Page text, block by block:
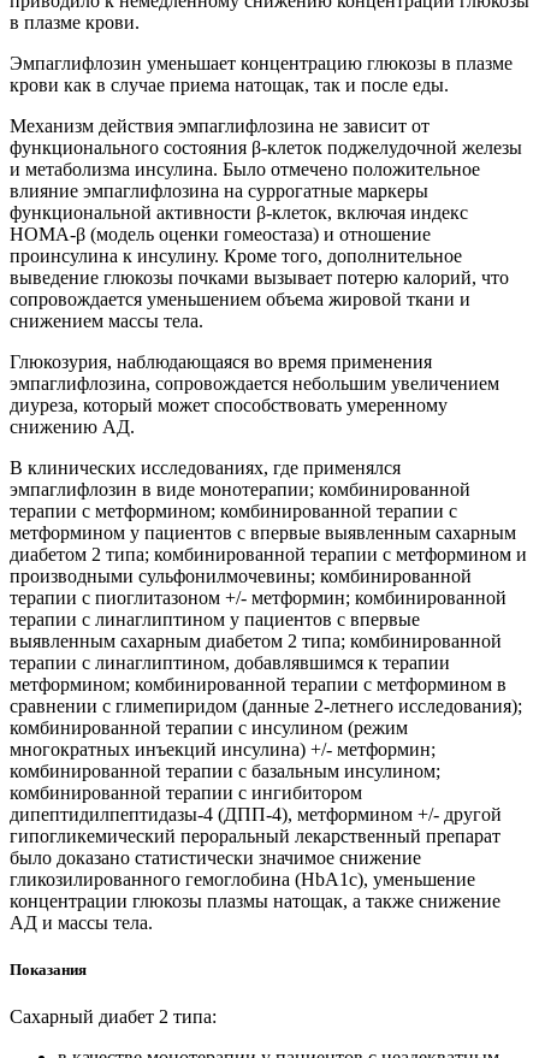
в плазме крови.
Эмпаглифлозин уменьшает концентрацию глюкозы в плазме
крови как в случае приема натощак, так и после еды.
Механизм действия эмпаглифлозина не зависит от
функционального состояния β-клеток поджелудочной железы
и метаболизма инсулина. Было отмечено положительное
влияние эмпаглифлозина на суррогатные маркеры
функциональной активности β-клеток, включая индекс
НОМА-β (модель оценки гомеостаза) и отношение
проинсулина к инсулину. Кроме того, дополнительное
выведение глюкозы почками вызывает потерю калорий, что
сопровождается уменьшением объема жировой ткани и
снижением массы тела.
Глюкозурия, наблюдающаяся во время применения
эмпаглифлозина, сопровождается небольшим увеличением
диуреза, который может способствовать умеренному
снижению АД.
В клинических исследованиях, где применялся
эмпаглифлозин в виде монотерапии; комбинированной
терапии с метформином; комбинированной терапии с
метформином у пациентов с впервые выявленным сахарным
диабетом 2 типа; комбинированной терапии с метформином и
производными сульфонилмочевины; комбинированной
терапии с пиоглитазоном +/- метформин; комбинированной
терапии с линаглиптином у пациентов с впервые
выявленным сахарным диабетом 2 типа; комбинированной
терапии с линаглиптином, добавлявшимся к терапии
метформином; комбинированной терапии с метформином в
сравнении с глимепиридом (данные 2-летнего исследования);
комбинированной терапии с инсулином (режим
многократных инъекций инсулина) +/- метформин;
комбинированной терапии с базальным инсулином;
комбинированной терапии с ингибитором
дипептидилпептидазы-4 (ДПП-4), метформином +/- другой
гипогликемический пероральный лекарственный препарат
было доказано статистически значимое снижение
гликозилированного гемоглобина (HbA1c), уменьшение
концентрации глюкозы плазмы натощак, а также снижение
АД и массы тела.
Показания
Сахарный диабет 2 типа: